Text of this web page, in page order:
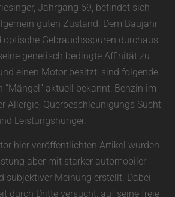
Jahrgang 69, befindet sich
guten Zustand. Dem Baujahr
optische Gebrauchsspuren durchaus
genetisch bedingte Affinität zu
einen Motor besitzt, sind folgende
“Mängel” aktuell bekannt: Benzin im
Allergie, Querbeschleunigungs Sucht
Leistungshunger.
hier veröffentlichten Artikel wurden
aber mit starker automobiler
subjektiver Meinung erstellt. Dabei
durch Dritte versucht, auf seine freie